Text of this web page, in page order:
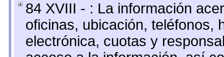
84 XVIII - : La información
oficinas, ubicación, teléfonos,
electrónica, cuotas y